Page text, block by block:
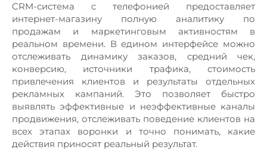
CRM-система с телефонией предоставляет
интернет-магазину полную аналитику по
продажам и маркетинговым активностям в
реальном времени. В едином интерфейсе можно
отслеживать динамику заказов, средний чек,
конверсию, источники трафика, стоимость
привлечения клиентов и результаты отдельных
рекламных кампаний. Это позволяет быстро
выявлять эффективные и неэффективные каналы
продвижения, отслеживать поведение клиентов на
всех этапах воронки и точно понимать, какие
действия приносят реальный результат.